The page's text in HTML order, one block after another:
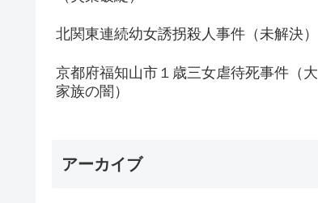
北関東連続幼女誘拐殺人事件（未解決）
京都府福知山市１歳三女虐待死事件（大
家族の闇）
アーカイブ